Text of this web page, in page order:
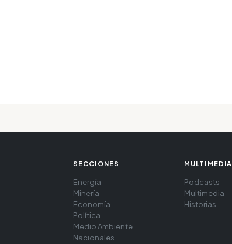
SECCIONES
Energía
Minería
Economía
Política
Medio Ambiente
Nacionales
MULTIMEDIA
Podcasts
Multimedia
Historias